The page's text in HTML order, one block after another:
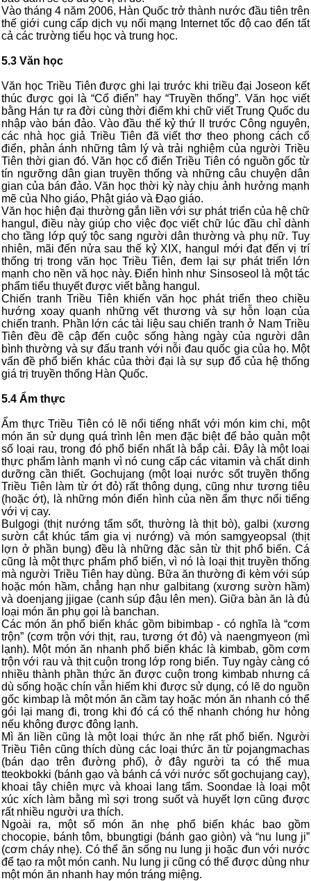
Vào tháng 4 năm 2006, Hàn Quốc trở thành nước đầu tiên trên
thế giới cung cấp dịch vụ nối mạng Internet tốc độ cao đến tất
cả các trường tiểu học và trung học.
5.3 Văn học
Văn học Triều Tiên được ghi lại trước khi triều đại Joseon kết
thúc được gọi là “Cổ điển” hay “Truyền thống”. Văn học viết
bằng Hán tự ra đời cùng thời điểm khi chữ viết Trung Quốc du
nhập vào bán đảo. Vào đầu thế kỷ thứ II trước Công nguyên,
các nhà học giả Triều Tiên đã viết thơ theo phong cách cổ
điển, phản ánh những tâm lý và trải nghiệm của người Triều
Tiên thời gian đó. Văn học cổ điển Triều Tiên có nguồn gốc từ
tín ngưỡng dân gian truyền thống và những câu chuyện dân
gian của bán đảo. Văn học thời kỳ này chịu ảnh hưởng mạnh
mẽ của Nho giáo, Phật giáo và Đạo giáo.
Văn học hiện đại thường gắn liền với sự phát triển của hệ chữ
hangul, điều này giúp cho việc đọc viết chữ lúc đầu chỉ dành
cho tầng lớp quý tộc sang người dân thường và phụ nữ. Tuy
nhiên, mãi đến nửa sau thế kỷ XIX, hangul mới đạt đến vị trí
thống trị trong văn học Triều Tiên, đem lại sự phát triển lớn
mạnh cho nền vă học này. Điển hình như Sinsoseol là một tác
phẩm tiểu thuyết được viết bằng hangul.
Chiến tranh Triều Tiên khiến văn học phát triển theo chiều
hướng xoay quanh những vết thương và sự hỗn loạn của
chiến tranh. Phần lớn các tài liệu sau chiến tranh ở Nam Triều
Tiên đều đề cập đến cuộc sống hàng ngày của người dân
bình thường và sự đấu tranh với nỗi đau quốc gia của họ. Một
vấn đề phổ biến khác của thời đại là sự sụp đổ của hệ thống
giá trị truyền thống Hàn Quốc.
5.4 Ẩm thực
Ẩm thực Triều Tiên có lẽ nổi tiếng nhất với món kim chi, một
món ăn sử dụng quá trình lên men đặc biệt để bảo quản một
số loại rau, trong đó phổ biến nhất là bắp cải. Đây là một loại
thực phẩm lành mạnh vì nó cung cấp các vitamin và chất dinh
dưỡng cần thiết. Gochujang (một loại nước sốt truyền thống
Triều Tiên làm từ ớt đỏ) rất thông dụng, cũng như tương tiêu
(hoặc ớt), là những món điển hình của nền ẩm thực nổi tiếng
với vị cay.
Bulgogi (thịt nướng tẩm sốt, thường là thịt bò), galbi (xương
sườn cắt khúc tẩm gia vị nướng) và món samgyeopsal (thịt
lợn ở phần bụng) đều là những đặc sản từ thịt phổ biến. Cá
cũng là một thực phẩm phổ biến, vì nó là loại thịt truyền thống
mà người Triều Tiên hay dùng. Bữa ăn thường đi kèm với súp
hoặc món hầm, chẳng hạn như galbitang (xương sườn hầm)
và doenjang jjigae (canh súp đậu lên men). Giữa bàn ăn là đủ
loại món ăn phụ gọi là banchan.
Các món ăn phổ biến khác gồm bibimbap - có nghĩa là “cơm
trộn” (cơm trộn với thịt, rau, tương ớt đỏ) và naengmyeon (mì
lạnh). Một món ăn nhanh phổ biến khác là kimbab, gồm cơm
trộn với rau và thịt cuộn trong lớp rong biển. Tuy ngày càng có
nhiều thành phần thức ăn được cuộn trong kimbab nhưng cá
dù sống hoặc chín vẫn hiếm khi được sử dụng, có lẽ do nguồn
gốc kimbap là một món ăn cầm tay hoặc món ăn nhanh có thể
gói lại mang đi, trong khi đó cá có thể nhanh chóng hư hỏng
nếu không được đông lạnh.
Mì ăn liền cũng là một loại thức ăn nhẹ rất phổ biến. Người
Triều Tiên cũng thích dùng các loại thức ăn từ pojangmachas
(bán dạo trên đường phố), ở đây người ta có thể mua
tteokbokki (bánh gạo và bánh cá với nước sốt gochujang cay),
khoai tây chiên mực và khoai lang tẩm. Soondae là loại một
xúc xích làm bằng mì sợi trong suốt và huyết lợn cũng được
rất nhiều người ưa thích.
Ngoài ra, một số món ăn nhẹ phổ biến khác bao gồm
chocopie, bánh tôm, bbungtigi (bánh gạo giòn) và “nu lung ji”
(cơm cháy nhẹ). Có thể ăn sống nu lung ji hoặc đun với nước
để tạo ra một món canh. Nu lung ji cũng có thể được dùng như
một món ăn nhanh hay món tráng miệng.